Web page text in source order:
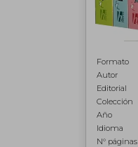
Formato
Autor
Editorial
Colección
Año
Idioma
N° páginas